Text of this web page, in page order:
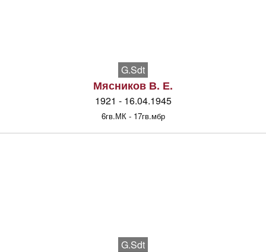
G.Sdt
Мясников В. Е.
1921 - 16.04.1945
6гв.МК - 17гв.мбр
G.Sdt